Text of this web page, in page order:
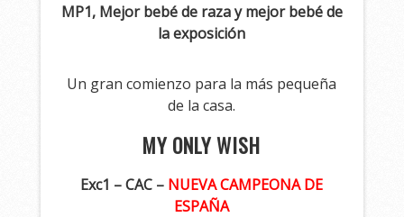
MP1, Mejor bebé de raza y mejor bebé de
la exposición
Un gran comienzo para la más pequeña
de la casa.
MY ONLY WISH
Exc1 – CAC – NUEVA CAMPEONA DE
ESPAÑA